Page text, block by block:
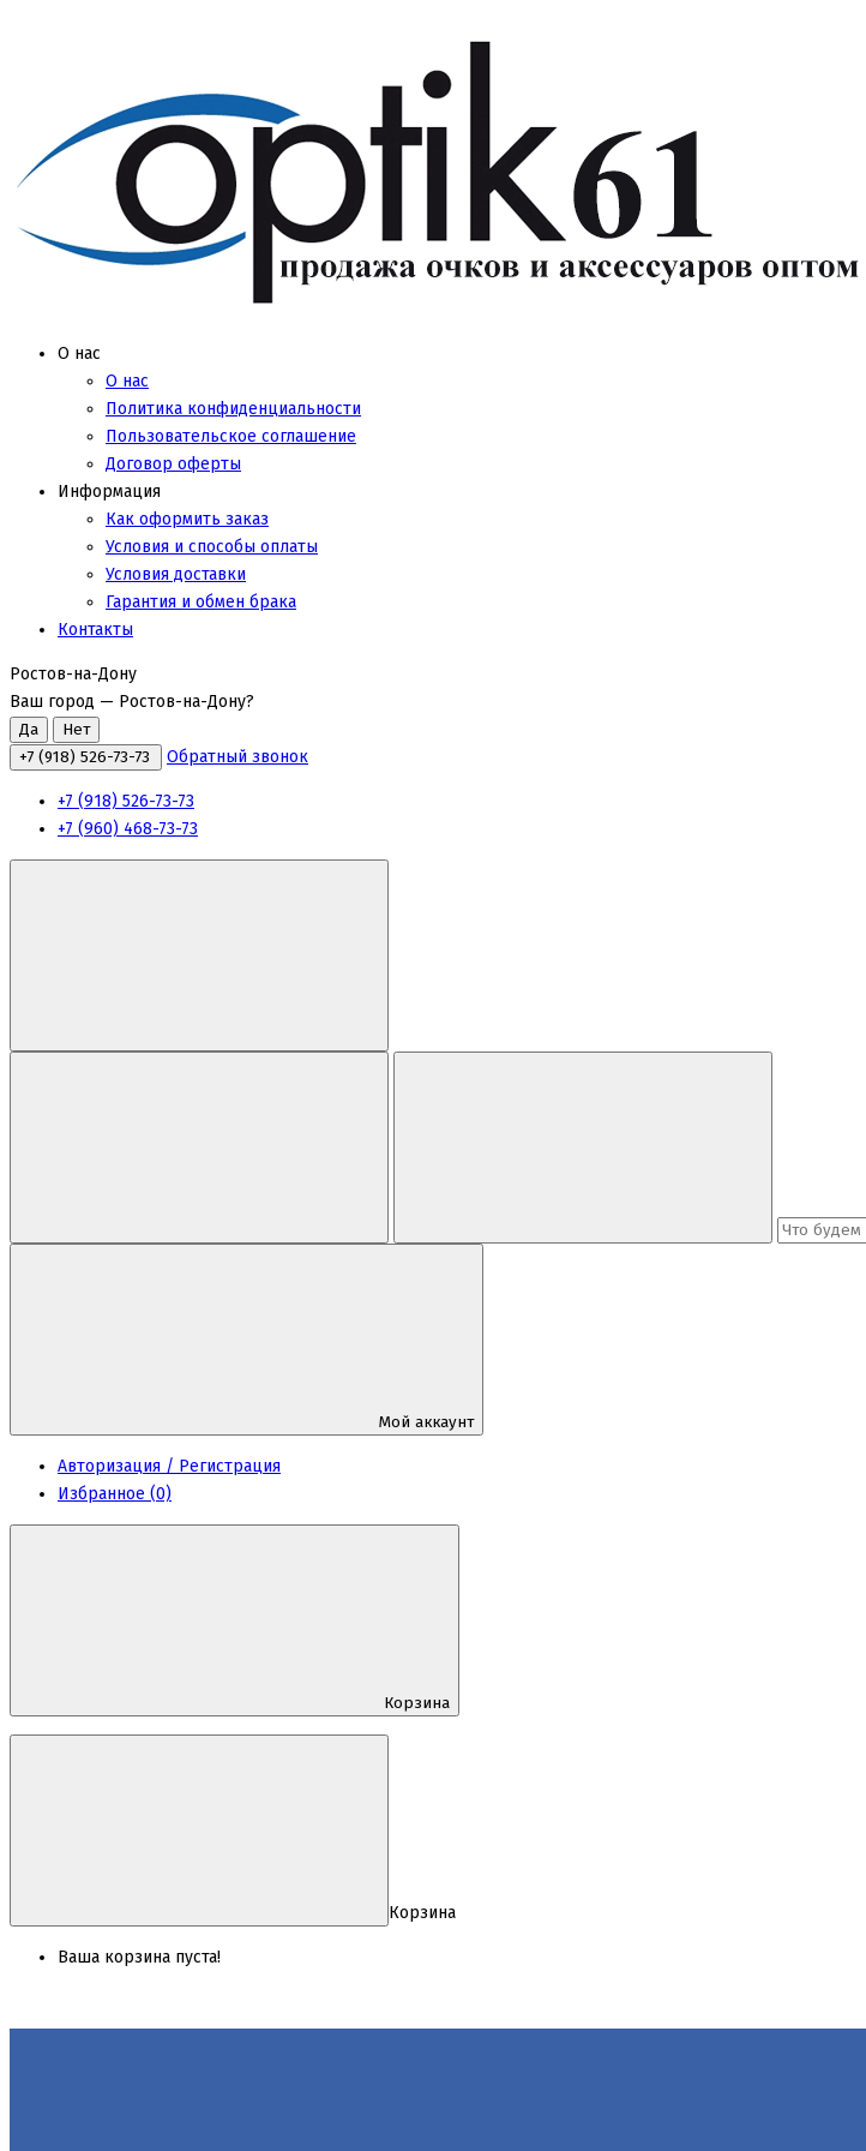
О нас
О нас
Политика конфиденциальности
Пользовательское соглашение
Договор оферты
Информация
Как оформить заказ
Условия и способы оплаты
Условия доставки
Гарантия и обмен брака
Контакты
Ростов-на-Дону
Ваш город — Ростов-на-Дону?
+7 (918) 526-73-73 Обратный звонок
+7 (918) 526-73-73
+7 (960) 468-73-73
Мой аккаунт
Авторизация / Регистрация
Избранное (0)
Корзина
Корзина
Ваша корзина пуста!